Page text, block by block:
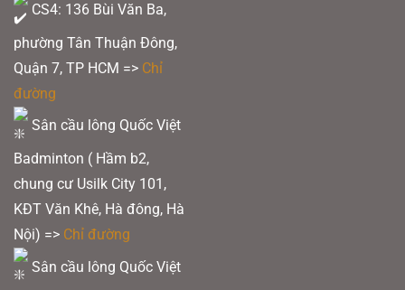
CS4: 136 Bùi Văn Ba,
phường Tân Thuận Đông,
Quận 7, TP HCM => Chỉ
đường
Sân cầu lông Quốc Việt
Badminton ( Hầm b2,
chung cư Usilk City 101,
KĐT Văn Khê, Hà đông, Hà
Nội) => Chỉ đường
Sân cầu lông Quốc Việt